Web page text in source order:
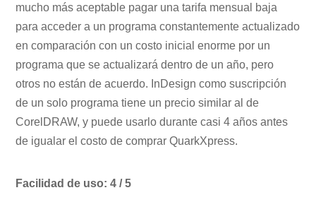
mucho más aceptable pagar una tarifa mensual baja
para acceder a un programa constantemente actualizado
en comparación con un costo inicial enorme por un
programa que se actualizará dentro de un año, pero
otros no están de acuerdo. InDesign como suscripción
de un solo programa tiene un precio similar al de
CorelDRAW, y puede usarlo durante casi 4 años antes
de igualar el costo de comprar QuarkXpress.
Facilidad de uso: 4 / 5